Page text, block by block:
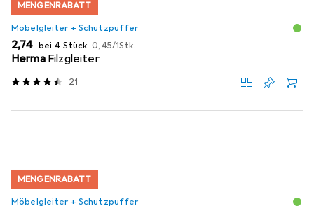
MENGENRABATT
Möbelgleiter + Schutzpuffer
EUR
2,74 bei 4 Stück EUR
0,45/1Stk.
Herma Filzgleiter
21
MENGENRABATT
Möbelgleiter + Schutzpuffer